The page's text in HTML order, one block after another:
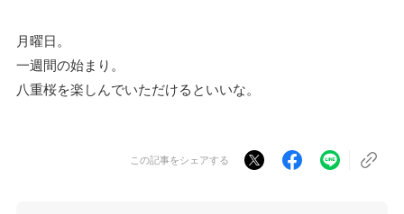
月曜日。
一週間の始まり。
八重桜を楽しんでいただけるといいな。
この記事をシェアする